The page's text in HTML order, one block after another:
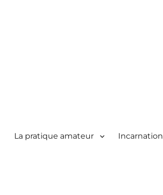
La pratique amateur Incarnation